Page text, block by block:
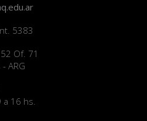
5383
Of. 71
ARG
16 hs.